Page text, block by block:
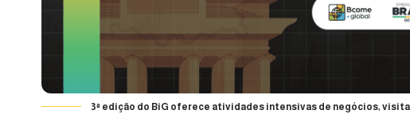
3ª edição do BiG oferece atividades intensivas de negócios,